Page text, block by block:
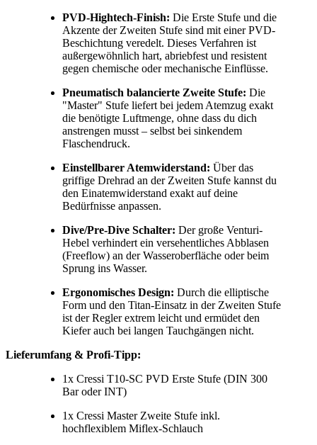
PVD-Hightech-Finish: Die Erste Stufe und die
Akzente der Zweiten Stufe sind mit einer PVD-
Beschichtung veredelt. Dieses Verfahren ist
außergewöhnlich hart, abriebfest und resistent
gegen chemische oder mechanische Einflüsse.
Pneumatisch balancierte Zweite Stufe: Die
"Master" Stufe liefert bei jedem Atemzug exakt
die benötigte Luftmenge, ohne dass du dich
anstrengen musst – selbst bei sinkendem
Flaschendruck.
Einstellbarer Atemwiderstand: Über das
griffige Drehrad an der Zweiten Stufe kannst du
den Einatemwiderstand exakt auf deine
Bedürfnisse anpassen.
Dive/Pre-Dive Schalter: Der große Venturi-
Hebel verhindert ein versehentliches Abblasen
(Freeflow) an der Wasseroberfläche oder beim
Sprung ins Wasser.
Ergonomisches Design: Durch die elliptische
Form und den Titan-Einsatz in der Zweiten Stufe
ist der Regler extrem leicht und ermüdet den
Kiefer auch bei langen Tauchgängen nicht.
Lieferumfang & Profi-Tipp:
1x Cressi T10-SC PVD Erste Stufe (DIN 300
Bar oder INT)
1x Cressi Master Zweite Stufe inkl.
hochflexiblem Miflex-Schlauch